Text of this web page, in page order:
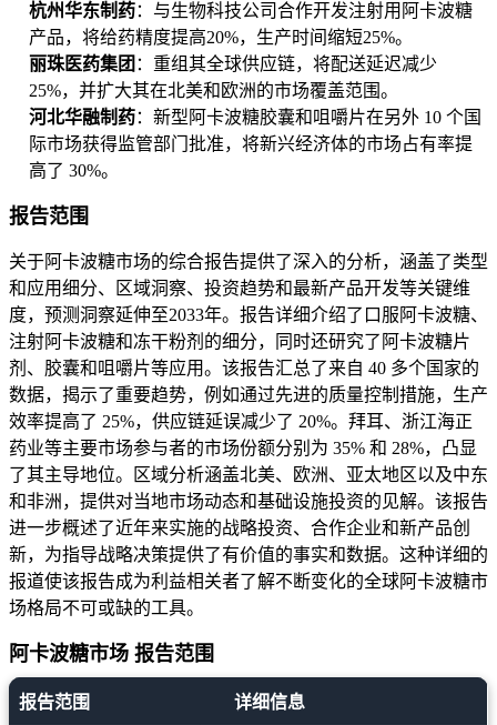
杭州华东制药：与生物科技公司合作开发注射用阿卡波糖
产品，将给药精度提高20%，生产时间缩短25%。
丽珠医药集团 ：重组其全球供应链，将配送延迟减少
25%，并扩大其在北美和欧洲的市场覆盖范围。
河北华融制药：新型阿卡波糖胶囊和咀嚼片在另外 10 个国
际市场获得监管部门批准，将新兴经济体的市场占有率提
高了 30%。
报告范围
关于阿卡波糖市场的综合报告提供了深入的分析，涵盖了类型
和应用细分、区域洞察、投资趋势和最新产品开发等关键维
度，预测洞察延伸至2033年。报告详细介绍了口服阿卡波糖、
注射阿卡波糖和冻干粉剂的细分，同时还研究了阿卡波糖片
剂、胶囊和咀嚼片等应用。该报告汇总了来自 40 多个国家的
数据，揭示了重要趋势，例如通过先进的质量控制措施，生产
效率提高了 25%，供应链延误减少了 20%。拜耳、浙江海正
药业等主要市场参与者的市场份额分别为 35% 和 28%，凸显
了其主导地位。区域分析涵盖北美、欧洲、亚太地区以及中东
和非洲，提供对当地市场动态和基础设施投资的见解。该报告
进一步概述了近年来实施的战略投资、合作企业和新产品创
新，为指导战略决策提供了有价值的事实和数据。这种详细的
报道使该报告成为利益相关者了解不断变化的全球阿卡波糖市
场格局不可或缺的工具。
阿卡波糖市场 报告范围
报告范围 详细信息